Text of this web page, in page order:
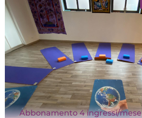
Abbonamento 4 ingressi/mese